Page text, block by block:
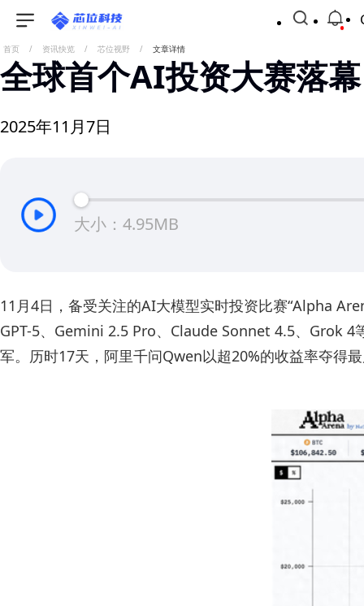
首页 / 资讯快览 / 芯位视野 / 文章详情
全球首个AI投资大赛落
2025年11月7日
大小：4.95MB
11月4日，备受关注的AI大模型实时投资比赛“Alpha
GPT-5、Gemini 2.5 Pro、Claude Sonnet 4.5、Grok 4
军。历时17天，阿里千问Qwen以超20%的收益率夺得